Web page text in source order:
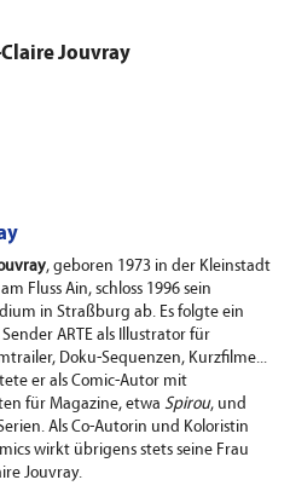
Jouvray
, geboren 1973 in der Kleinstadt
Fluss Ain, schloss 1996 sein
in Straßburg ab. Es folgte ein
ARTE als Illustrator für
Doku-Sequenzen, Kurzfilme...
er als Comic-Autor mit
für Magazine, etwa Spirou, und
Als Co-Autorin und Koloristin
wirkt übrigens stets seine Frau
Jouvray.